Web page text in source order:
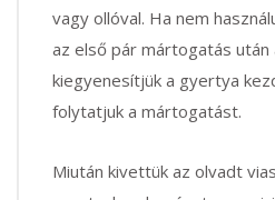
vagy ollóval. Ha nem
az első pár mártogatás után
kiegyenesítjük a gyertya
folytatjuk a mártogatást.
Miután kivettük az olvadt